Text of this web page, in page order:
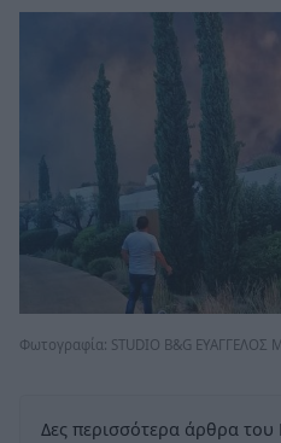
Φωτογραφία: STUDIO B&G ΕΥΑΓΓΕΛΟΣ
Δες περισσότερα άρθρα